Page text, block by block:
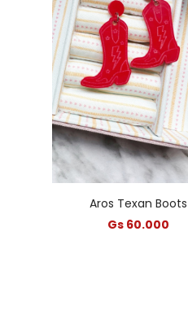
Aros Texan Boots
Gs 60.000